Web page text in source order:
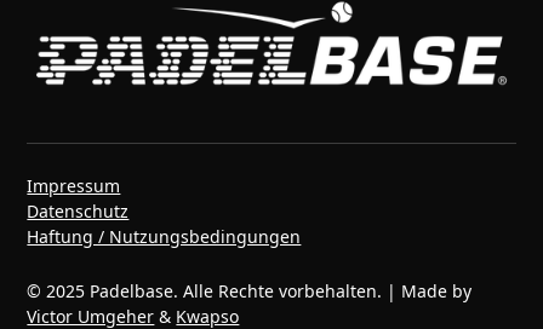
© 2025 Padelbase. Alle Rechte vorbehalten. | Made by
Victor Umgeher & Kwapso
Impressum
Datenschutz
Haftung / Nutzungsbedingungen